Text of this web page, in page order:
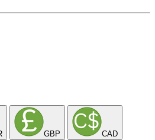
GBP CAD